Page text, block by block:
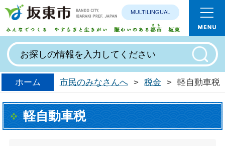
みんなで
MULTILINGUAL
ホーム 市民のみなさんへ > 税金 > 軽自動車税
軽自動車税